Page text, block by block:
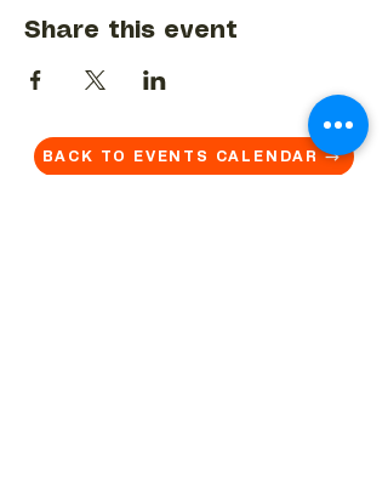
Share this event
BACK TO EVENTS CALENDAR →